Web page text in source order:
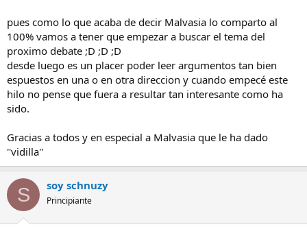
Reglas + Domino de la Tecnica + Libertad en la creación =
Buenas fotos...pero sin caer en lo vulgar o en lo excentrico.
Con esto doy por cerrado mi argumentario. Me ha encantado
poder debatir....y por cierto vistas las fotos de aquellos que
defienden esa tendencia, solo decir que hay algunas me encantan
(otras no tanto)..pero todas originales, distintas y bien hechas....y
eso reconozco que es otra forma de mirar por la cámara.
pues como lo que acaba de decir Malvasia lo comparto al
100% vamos a tener que empezar a buscar el tema del
proximo debate ;D ;D ;D
desde luego es un placer poder leer argumentos tan bien
espuestos en una o en otra direccion y cuando empecé este
hilo no pense que fuera a resultar tan interesante como ha
sido.
Gracias a todos y en especial a Malvasia que le ha dado
''vidilla''
S soy schnuzy
Principiante